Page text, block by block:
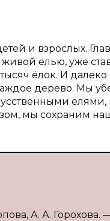
и взрослых.
елью, уже
ёлок. И далеко
дерево. Мы
мы сохраним
А. А. Горохова.